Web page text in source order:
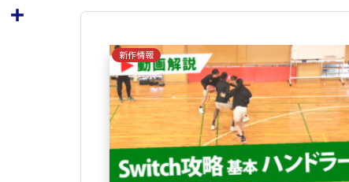
新作情報
Email